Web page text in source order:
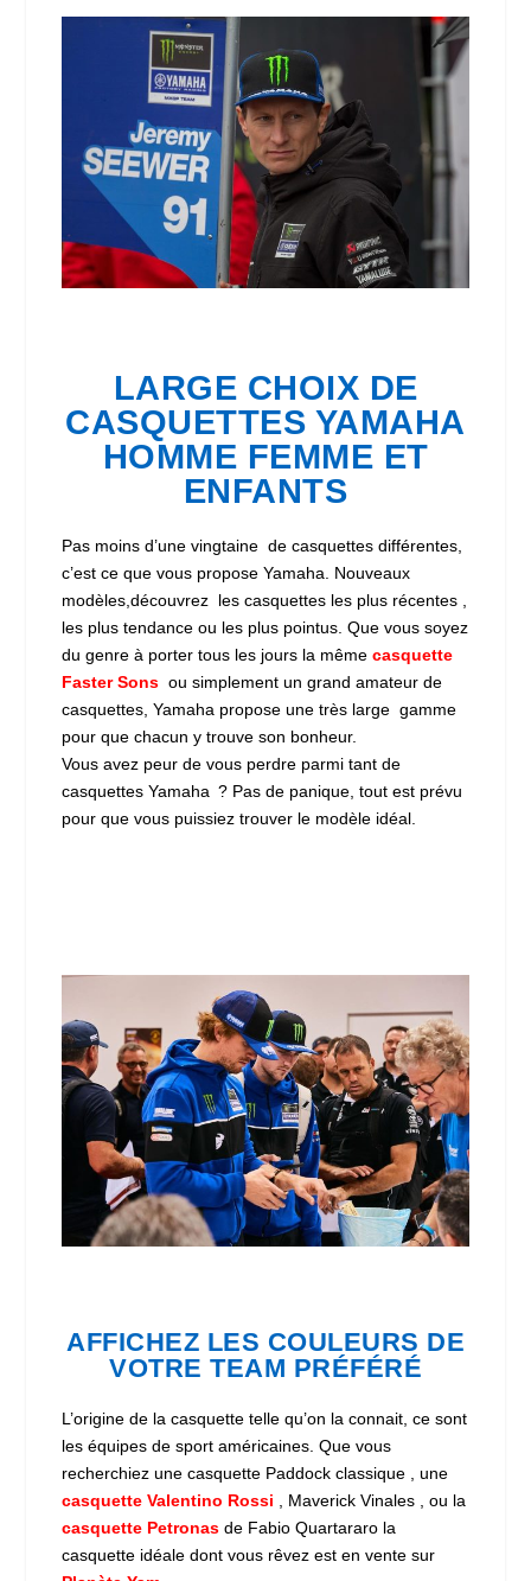
LARGE CHOIX DE
CASQUETTES YAMAHA
HOMME FEMME ET
ENFANTS
Pas moins d’une vingtaine de casquettes différentes,
c’est ce que vous propose Yamaha. Nouveaux
modèles,découvrez les casquettes les plus récentes ,
les plus tendance ou les plus pointus. Que vous soyez
du genre à porter tous les jours la mêmecasquette
Faster Sons ou simplement un grand amateur de
casquettes, Yamaha propose une très large gamme
pour que chacun y trouve son bonheur.
Vous avez peur de vous perdre parmi tant de
casquettes Yamaha ? Pas de panique, tout est prévu
pour que vous puissiez trouver le modèle idéal.
AFFICHEZ LES COULEURS DE
VOTRE TEAM PRÉFÉRÉ
L’origine de la casquette telle qu’on la connait, ce sont
les équipes de sport américaines. Que vous
recherchiez une casquette Paddock classique , une
casquette Valentino Rossi , Maverick Vinales , ou la
casquette Petronas de Fabio Quartararo la
casquette idéale dont vous rêvez est en vente sur